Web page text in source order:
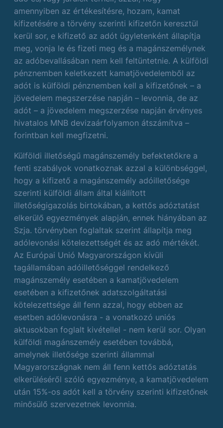
amennyiben az értékesítésre, hozam, kamat
kifizetésére a törvény szerinti kifizetőn keresztül
kerül sor, e kifizető az adót ügyletenként állapítja
meg, vonja le és fizeti meg és a magánszemélynek
az adóbevallásában nem kell feltüntetnie. A külföldi
pénznemben keletkezett kamatjövedelemből az
adót is külföldi pénznemben kell a kifizetőnek – a
jövedelem megszerzése napján – levonnia, de az
adót – a jövedelem megszerzése napján érvényes
hivatalos MNB devizaárfolyamon átszámítva –
forintban kell megfizetni.
Külföldi illetőségű magánszemély befektetőkre a
fenti szabályok vonatkoznak azzal a különbséggel,
hogy a kifizető a magánszemély adóilletősége
szerinti külföldi állam által kiállított
illetőségigazolás birtokában, a kettős adóztatást
elkerülő egyezmények alapján, ennek hiányában az
Szja. törvényben foglaltak szerint állapítja meg
adólevonási kötelezettségét és az adó mértékét.
Az Európai Unió Magyarországon kívüli
tagállamában adóilletőséggel rendelkező
magánszemély esetében a kamatjövedelem
esetében a kifizetőnek adatszolgáltatási
kötelezettsége áll fenn azzal, hogy ebben az
esetben adólevonásra - a vonatkozó uniós
aktusokban foglalt kivétellel - nem kerül sor. Olyan
külföldi magánszemély esetében továbbá,
amelynek illetősége szerinti állammal
Magyarországnak nem áll fenn kettős adóztatás
elkerüléséről szóló egyezménye, a kamatjövedelem
után 15%-os adót kell a törvény szerinti kifizetőnek
minősülő szervezetnek levonnia.